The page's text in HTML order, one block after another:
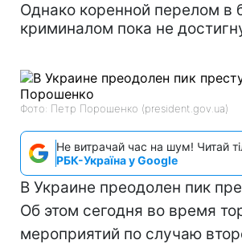
Однако коренной перелом в
криминалом пока не
Фото: Петр Порошенко (president.gov.ua)
Не витрачай час на шум! Читай
РБК-Україна у Google
В Украине преодолен пик
Об этом сегодня во время
мероприятий по случаю